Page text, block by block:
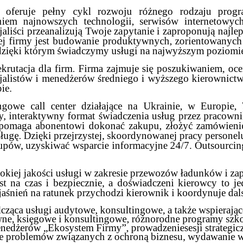
oferuje pełny cykl rozwoju różnego rodzaju
najnowszych technologii, serwisów
przeanalizują Twoje zapytanie i zaproponują
firmy jest budowanie produktywnych,
którym świadczymy usługi na najwyższym
dla firm. Firma zajmuje się poszukiwaniem,
i menedżerów średniego i wyższego
call center działające na Ukrainie, w
interaktywny format świadczenia usług przez
abonentowi dokonać zakupu, złożyć
Dzięki przejrzystej, skoordynowanej pracy
uzyskiwać wsparcie informacyjne 24/7.
jakości usługi w zakresie przewozów ładunków i
na czas i bezpiecznie, a doświadczeni kierowcy to
na ratunek przychodzi kierownik i koordynuje
usługi audytowe, konsultingowe, a także
księgowe i konsultingowe, różnorodne programy
„Ekosystem Firmy”, prowadzeniesesji
problemów związanych z ochroną biznesu, wydawanie